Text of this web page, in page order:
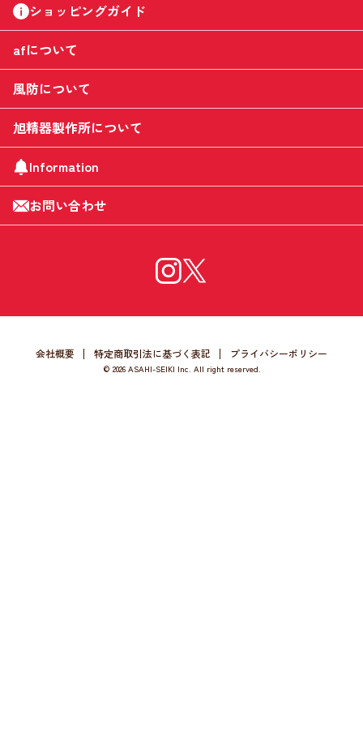
ショッピングガイド
afについて
風防について
旭精器製作所について
Information
お問い合わせ
会社概要 特定商取引法に基づく表記 プライバシーポリシー
© 2026 ASAHI-SEIKI Inc. All right reserved.